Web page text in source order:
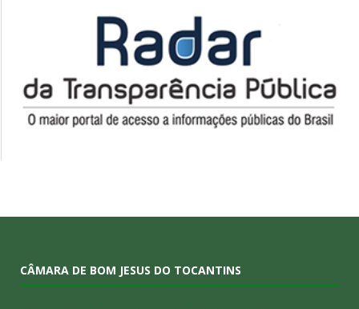
CÂMARA DE BOM JESUS DO TOCANTINS